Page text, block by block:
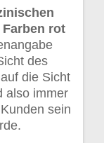
rot
des
die Sicht
also immer
sein